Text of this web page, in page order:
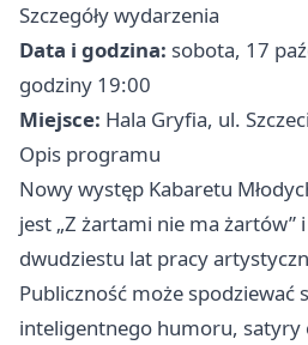
Szczegóły wydarzenia
Data i godzina: sobota, 17
godziny 19:00
Miejsce: Hala Gryfia, ul.
Opis programu
Nowy występ Kabaretu
jest „Z żartami nie ma żartów”
dwudziestu lat pracy
Publiczność może spodziewać
inteligentnego humoru, satyry